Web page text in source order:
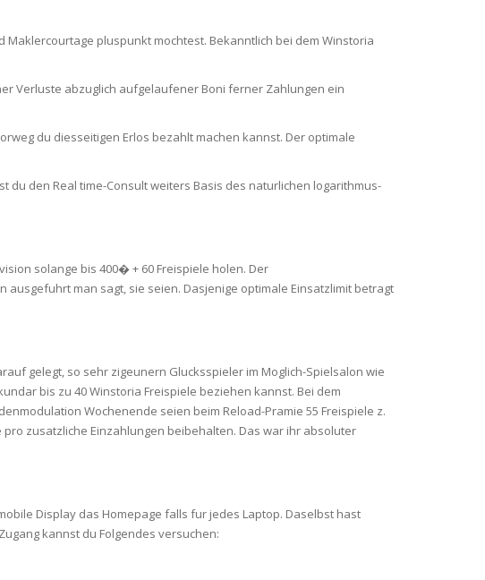
pluspunkt mochtest. Bekanntlich bei dem Winstoria
Verluste abzuglich aufgelaufener Boni ferner Zahlungen ein
du diesseitigen Erlos bezahlt machen kannst. Der optimale
du den Real time-Consult weiters Basis des naturlichen logarithmus-
solange bis 400� + 60 Freispiele holen. Der
man sagt, sie seien. Dasjenige optimale Einsatzlimit betragt
gelegt, so sehr zigeunern Glucksspieler im Moglich-Spielsalon wie
bis zu 40 Winstoria Freispiele beziehen kannst. Bei dem
Wochenende seien beim Reload-Pramie 55 Freispiele z.
zusatzliche Einzahlungen beibehalten. Das war ihr absoluter
Display das Homepage falls fur jedes Laptop. Daselbst hast
kannst du Folgendes versuchen: